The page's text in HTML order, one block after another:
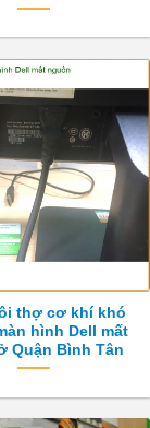
thợ cơ khí khó
hình Dell mất
Quận Bình Tân